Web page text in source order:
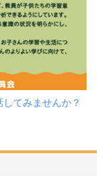
てみませんか？